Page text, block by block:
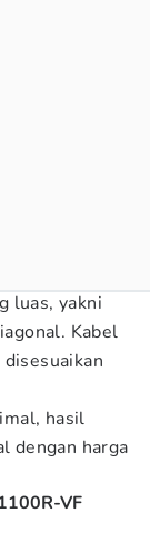
luas, yakni
Kabel
hasil
dengan harga
VF